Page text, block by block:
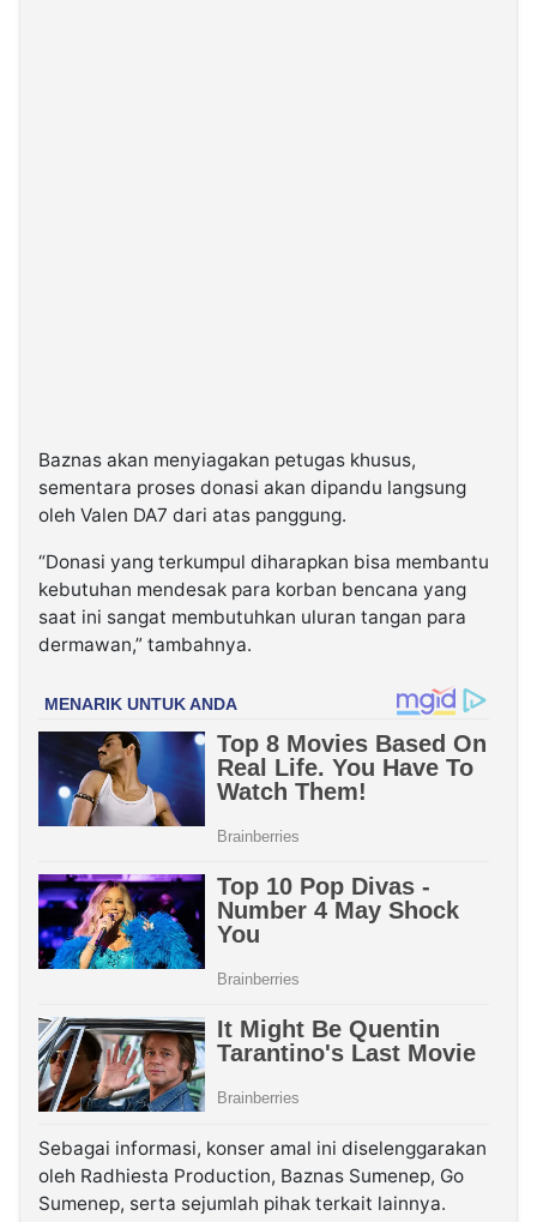
Baznas akan menyiagakan petugas khusus,
sementara proses donasi akan dipandu langsung
oleh Valen DA7 dari atas panggung.
“Donasi yang terkumpul diharapkan bisa membantu
kebutuhan mendesak para korban bencana yang
saat ini sangat membutuhkan uluran tangan para
dermawan,” tambahnya.
Sebagai informasi, konser amal ini diselenggarakan
oleh Radhiesta Production, Baznas Sumenep, Go
Sumenep, serta sejumlah pihak terkait lainnya.